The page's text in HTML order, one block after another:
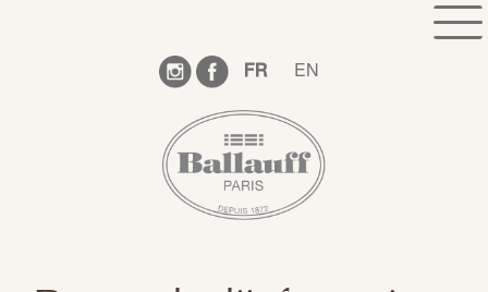
COLLECTIONS
GUIDE PRATIQUE
QUI SOMMES-NOUS ?
SHOWROOM
FR EN